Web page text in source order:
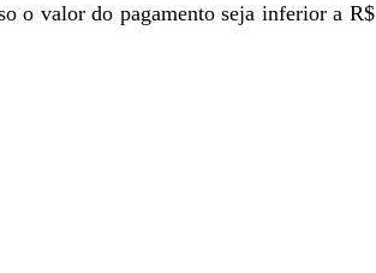
o valor do pagamento seja inferior a R$